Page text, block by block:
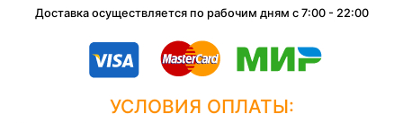
Доставка осуществляется по рабочим дням с 7:00 - 22:00
УСЛОВИЯ ОПЛАТЫ: